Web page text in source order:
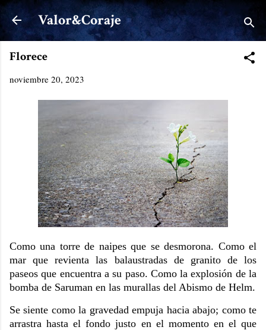
Ir al contenido principal
Valor&Coraje
Florece
noviembre 20, 2023
Como una torre de naipes que se desmorona. Como el
mar que revienta las balaustradas de granito de los
paseos que encuentra a su paso. Como la explosión de la
bomba de Saruman en las murallas del Abismo de Helm.
Se siente como la gravedad empuja hacia abajo; como te
arrastra hasta el fondo justo en el momento en el que